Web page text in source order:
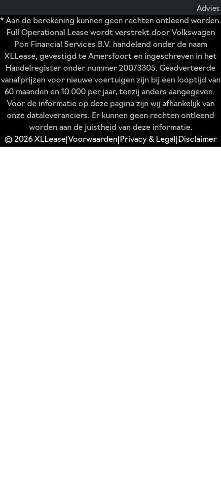
* Aan de berekening kunnen geen rechten ontleend worden.
Full Operational Lease wordt verstrekt door Volkswagen
Pon Financial Services B.V. handelend onder de naam
XLLease, gevestigd te Amersfoort en ingeschreven in het
Handelregister onder nummer 20073305. Geadverteerde
vanafprijzen voor nieuwe voertuigen zijn bij een looptijd van
60 maanden en 10.000 per jaar, tenzij anders aangegeven.
Voor de informatie op deze pagina zijn wij afhankelijk van
onze dataleveranciers. Er kunnen geen rechten ontleend
worden aan de juistheid van deze informatie.
© 2026 XLLease Voorwaarden Privacy & Legal Disclaimer